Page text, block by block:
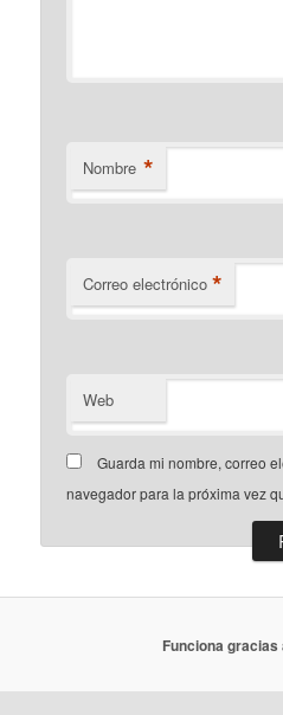
Nombre *
Correo electrónico *
Web
Guarda mi nombre, correo
navegador para la próxima vez
Funciona gracias